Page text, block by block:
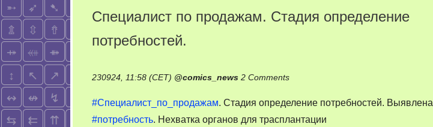
Специалист по продажам. Стадия определение
потребностей.
230924, 11:58 (CET) @comics_news 2 Commentson
по
продажам.
#Специалист_по_продажам. Стадия определение потребностей. Выявлена
#потребность. Нехватка органов для трасплантации